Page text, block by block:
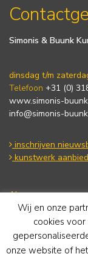
Simonis & Buunk
dinsdag t/m
Telefoon +31 (0)
www.simonis-
info@simonis-
inschrijven
kunstwerk
Algemene
Privacy statement
Cookie Policy
Disclaimer
Wij en onze
cookies
onze website of